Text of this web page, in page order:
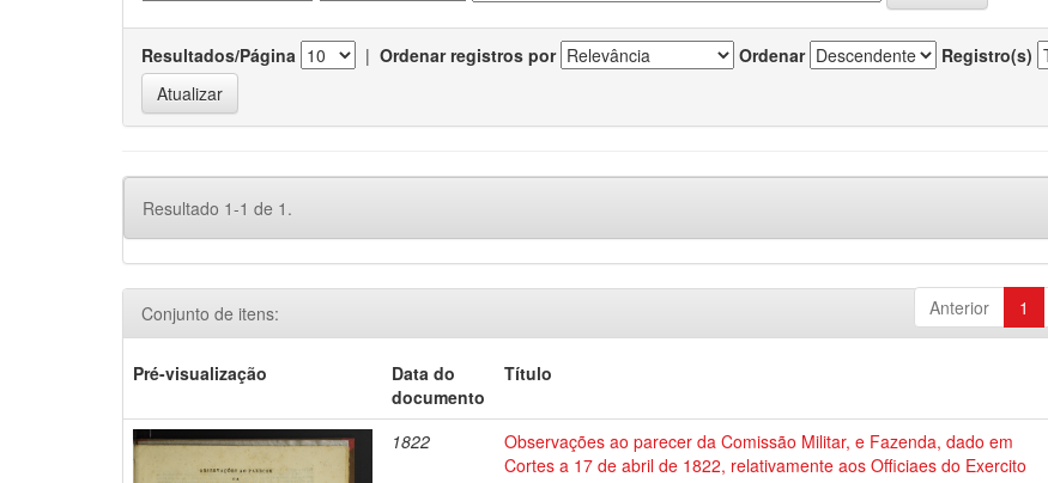
Resultados/Página | Ordenar registros por Ordenar Registro(s)
Resultado 1-1 de 1.
Anterior 1
Conjunto de itens:
Pré-visualização
Data do
documento
Título
1822
Observações ao parecer da Comissão Militar, e Fazenda, dado em
Cortes a 17 de abril de 1822, relativamente aos Officiaes do Exercito